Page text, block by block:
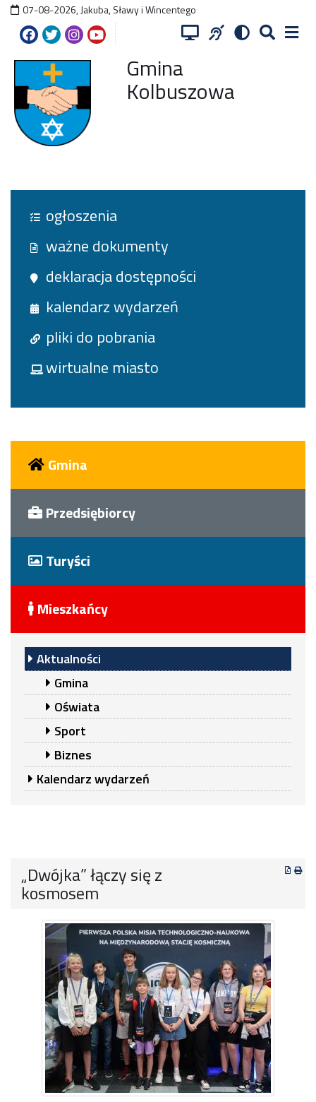
07-08-2026,Jakuba, Sławy i Wincentego
Gmina
Kolbuszowa
ogłoszenia
ważne dokumenty
deklaracja dostępności
kalendarz wydarzeń
pliki do pobrania
wirtualne miasto
Gmina
Przedsiębiorcy
Turyści
Mieszkańcy
Aktualności
Gmina
Oświata
Sport
Biznes
Kalendarz wydarzeń
„Dwójka” łączy się z
kosmosem